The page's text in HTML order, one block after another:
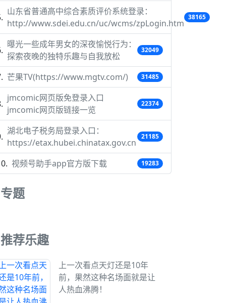
山东省普通高中综合素质评价系统登录：
http://www.sdei.edu.cn/uc/wcms/zpLogin.htm
38165
曝光一些成年男女的深夜愉悦行为：
探索夜晚的独特乐趣与自我放松
32049
芒果TV(https://www.mgtv.com/) 31485
jmcomic网页版免登录入口
jmcomic网页版链接一览
22374
湖北电子税务局登录入口：
https://etax.hubei.chinatax.gov.cn
21185
视频号助手app官方版下载 19283
专题
推荐乐趣
上一次看点天灯还是10年
前，果然这种名场面就是让
人热血沸腾！